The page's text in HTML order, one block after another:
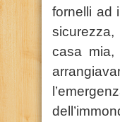
fornelli ad
sicurezza,
casa mia,